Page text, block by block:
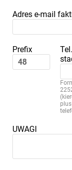
Adres e-mail
Prefix
Tel.
UWAGI